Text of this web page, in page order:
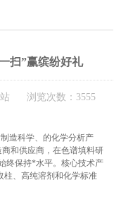
扫”赢缤纷好礼
站 浏览次数：3555
造科学、的化学分析产
和供应商，在色谱填料研
终保持*水平。核心技术产
柱、高纯溶剂和化学标准